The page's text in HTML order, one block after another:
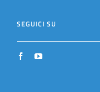
SEGUICI SU